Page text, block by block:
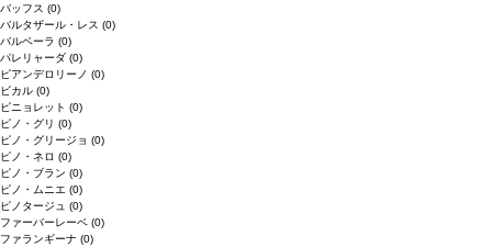
バッフス (0)
バルタザール・レス (0)
バルベーラ (0)
パレリャーダ (0)
ピアンデロリーノ (0)
ビカル (0)
ピニョレット (0)
ピノ・グリ (0)
ピノ・グリージョ (0)
ピノ・ネロ (0)
ピノ・ブラン (0)
ピノ・ムニエ (0)
ピノタージュ (0)
ファーバーレーベ (0)
ファランギーナ (0)